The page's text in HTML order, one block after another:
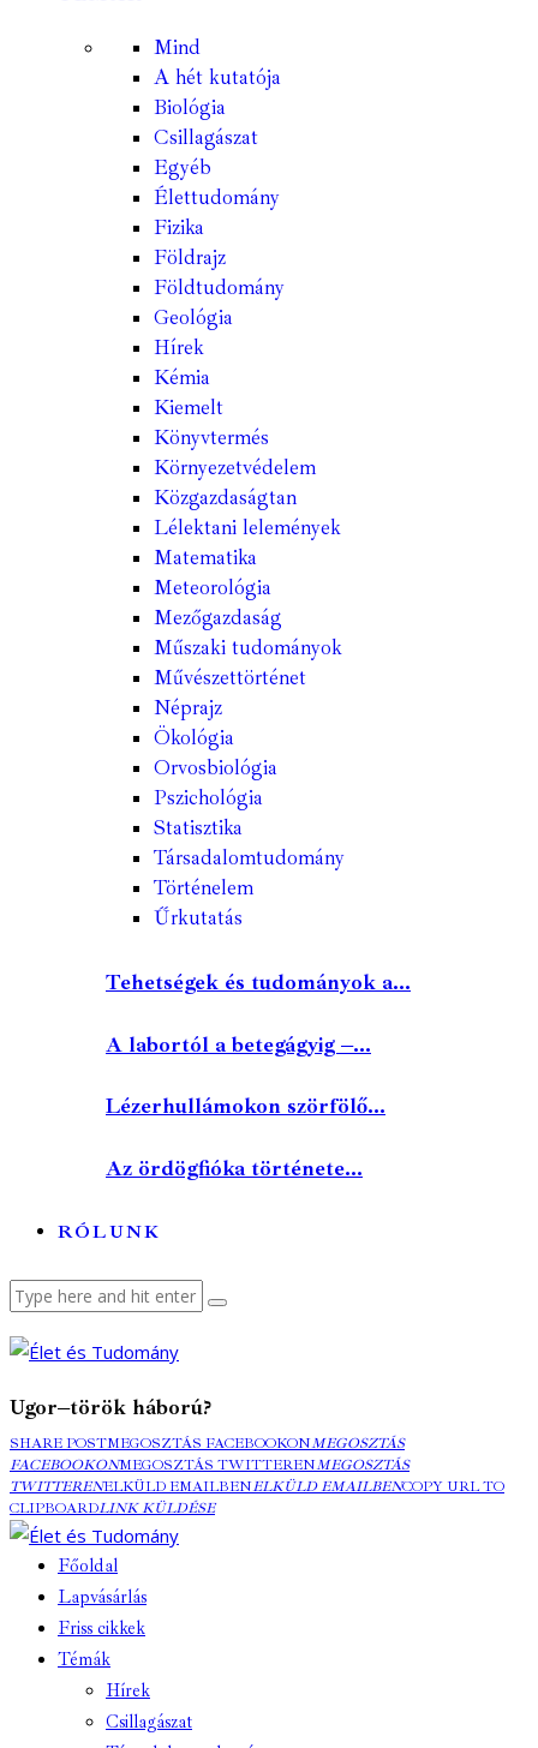
Mind
A hét kutatója
Biológia
Csillagászat
Egyéb
Élettudomány
Fizika
Földrajz
Földtudomány
Geológia
Hírek
Kémia
Kiemelt
Könyvtermés
Környezetvédelem
Közgazdaságtan
Lélektani lelemények
Matematika
Meteorológia
Mezőgazdaság
Műszaki tudományok
Művészettörténet
Néprajz
Ökológia
Orvosbiológia
Pszichológia
Statisztika
Társadalomtudomány
Történelem
Űrkutatás
Tehetségek és tudományok a...
A labortól a betegágyig –...
Lézerhullámokon szörfölő...
Az ördögfióka története...
RÓLUNK
Ugor–török háború?
SHARE POSTMEGOSZTÁS FACEBOOKONMEGOSZTÁS
FACEBOOKONMEGOSZTÁS TWITTERENMEGOSZTÁS
TWITTERENELKÜLD EMAILBENELKÜLD EMAILBENCOPY URL TO
CLIPBOARDLINK KÜLDÉSE
Főoldal
Lapvásárlás
Friss cikkek
Témák
Hírek
Csillagászat